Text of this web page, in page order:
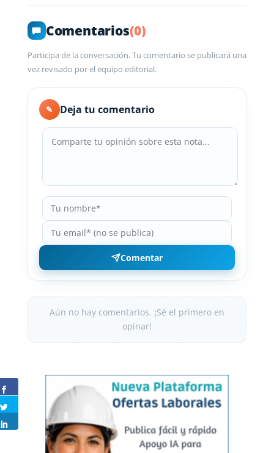
Comentarios(0)
Participa de la conversación. Tu comentario se publicará una
vez revisado por el equipo editorial.
✎ Deja tu comentario
Comentar
Aún no hay comentarios. ¡Sé el primero en
opinar!